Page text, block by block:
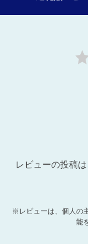
レビューの投稿
※レビューは、個人の
能